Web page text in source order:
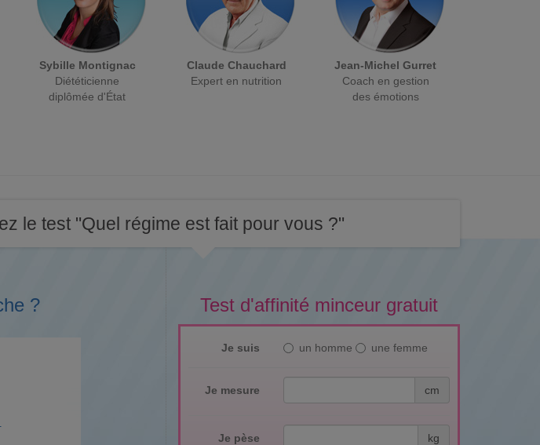
Sybille Montignac
Diététicienne
diplômée d'État
Claude Chauchard
Expert en nutrition
Jean-Michel Gurret
Coach en gestion
des émotions
le test "Quel régime est fait pour vous ?"
Test d'affinité minceur gratuit
Je suis un homme une femme
Je mesure cm
Je pèse kg
?